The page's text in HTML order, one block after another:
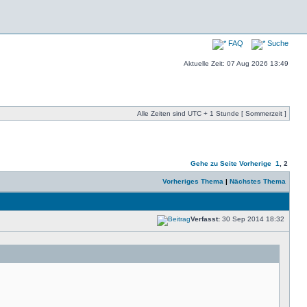
FAQ Suche
Aktuelle Zeit: 07 Aug 2026 13:49
Alle Zeiten sind UTC + 1 Stunde [ Sommerzeit ]
Gehe zu Seite Vorherige 1 2
Vorheriges Thema | Nächstes Thema
Verfasst: 30 Sep 2014 18:32